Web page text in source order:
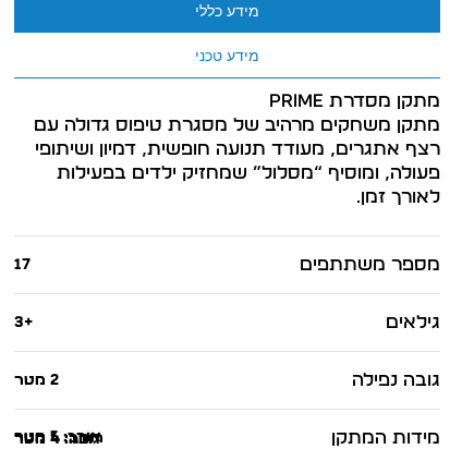
מידע כללי
מידע טכני
מתקן מסדרת PRIME
מתקן משחקים מרהיב של מסגרת טיפוס גדולה עם
רצף אתגרים, מעודד תנועה חופשית, דמיון ושיתופי
פעולה, ומוסיף “מסלול” שמחזיק ילדים בפעילות
לאורך זמן.
מספר משתתפים 17
גילאים +3
גובה נפילה 2 מטר
מידות המתקן אורך: 5 מטר
רוחב: 4 מטר
גובה: 4 מטר